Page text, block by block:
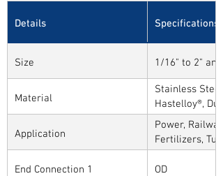
Details Specifications
Size 1/16" to 2"
Material
Stainless
Hastelloy®,
Alloys
Application
Power,
Fertilizers,
Sytems, Paper
End Connection 1
OD